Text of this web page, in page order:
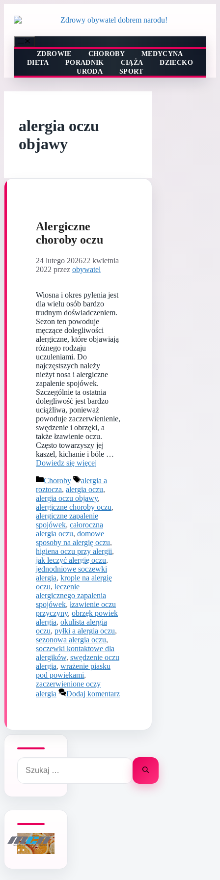
treści
ZDROWIE
CHOROBY
MEDYCYNA
DIETA
PORADNIK CIĄŻA
DZIECKO
URODA
SPORT
alergia oczu
objawy
Alergiczne
choroby oczu
24 lutego 202622 kwietnia
2022 przez obywatel
Wiosna i okres pylenia jest
dla wielu osób bardzo
trudnym doświadczeniem.
Sezon ten powoduje
męczące dolegliwości
alergiczne, które objawiają
różnego rodzaju
uczuleniami. Do
najczęstszych należy
nieżyt nosa i alergiczne
zapalenie spojówek.
Szczególnie ta ostatnia
dolegliwość jest bardzo
uciążliwa, ponieważ
powoduje zaczerwienienie,
swędzenie i obrzęki, a
także łzawienie oczu.
Często towarzyszy jej
kaszel, kichanie i bóle …
Dowiedz się więcej
Kategorie
Choroby Tagi
alergia a
roztocza, alergia oczu,
alergia oczu objawy,
alergiczne choroby oczu,
alergiczne zapalenie
spojówek, całoroczna
alergia oczu, domowe
sposoby na alergię oczu,
higiena oczu przy alergii,
jak leczyć alergię oczu,
jednodniowe soczewki
alergia, krople na alergię
oczu, leczenie
alergicznego zapalenia
spojówek, łzawienie oczu
przyczyny, obrzęk powiek
alergia, okulista alergia
oczu, pyłki a alergia oczu,
sezonowa alergia oczu,
soczewki kontaktowe dla
alergików, swędzenie oczu
alergia, wrażenie piasku
pod powiekami,
zaczerwienione oczy
alergia
Dodaj komentarz
Szukaj: